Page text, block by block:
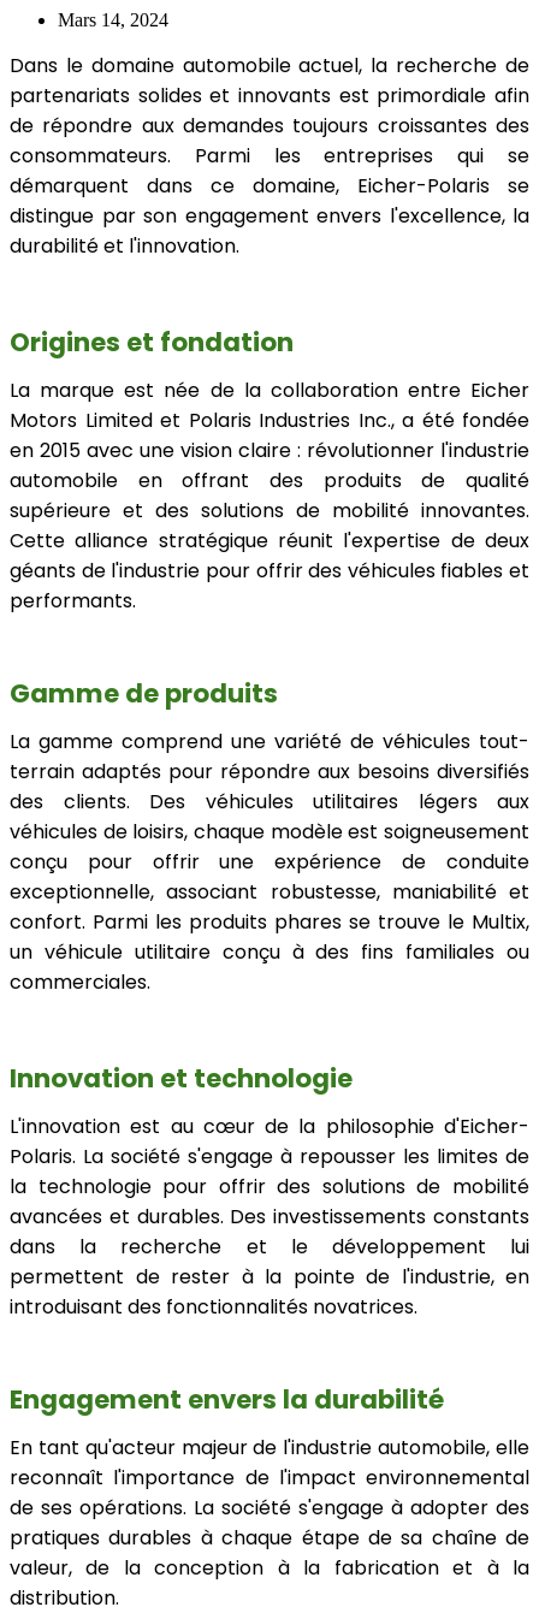
Mars 14, 2024
Dans le domaine automobile actuel, la recherche de
partenariats solides et innovants est primordiale afin
de répondre aux demandes toujours croissantes des
consommateurs. Parmi les entreprises qui se
démarquent dans ce domaine, Eicher-Polaris se
distingue par son engagement envers l'excellence, la
durabilité et l'innovation.
Origines et fondation
La marque est née de la collaboration entre Eicher
Motors Limited et Polaris Industries Inc., a été fondée
en 2015 avec une vision claire : révolutionner l'industrie
automobile en offrant des produits de qualité
supérieure et des solutions de mobilité innovantes.
Cette alliance stratégique réunit l'expertise de deux
géants de l'industrie pour offrir des véhicules fiables et
performants.
Gamme de produits
La gamme comprend une variété de véhicules tout-
terrain adaptés pour répondre aux besoins diversifiés
des clients. Des véhicules utilitaires légers aux
véhicules de loisirs, chaque modèle est soigneusement
conçu pour offrir une expérience de conduite
exceptionnelle, associant robustesse, maniabilité et
confort. Parmi les produits phares se trouve le Multix,
un véhicule utilitaire conçu à des fins familiales ou
commerciales.
Innovation et technologie
L'innovation est au cœur de la philosophie d'Eicher-
Polaris. La société s'engage à repousser les limites de
la technologie pour offrir des solutions de mobilité
avancées et durables. Des investissements constants
dans la recherche et le développement lui
permettent de rester à la pointe de l'industrie, en
introduisant des fonctionnalités novatrices.
Engagement envers la durabilité
En tant qu'acteur majeur de l'industrie automobile, elle
reconnaît l'importance de l'impact environnemental
de ses opérations. La société s'engage à adopter des
pratiques durables à chaque étape de sa chaîne de
valeur, de la conception à la fabrication et à la
distribution.